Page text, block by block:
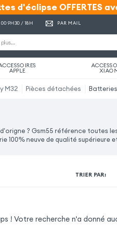
d'éclipse OFFERTES
d'éclipse OFFERTES
00 9H30 / 18H PAR MAIL
APPLE
M32 Pièces détachées
? Gsm55 référence toutes
neuve de qualité supérieure
TRIER PAR:
! Votre recherche n'a donné